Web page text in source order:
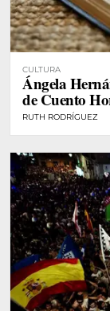
CULTURA
Ángela
de Cuento
RUTH RODRÍGUEZ